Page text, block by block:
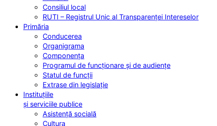
Consiliul local
RUTI – Registrul Unic al Transparenței Intereselor
Primăria
Conducerea
Organigrama
Componența
Programul de funcționare și de audiențe
Statul de funcții
Extrase din legislație
Instituțiile
și serviciile publice
Asistență socială
Cultura